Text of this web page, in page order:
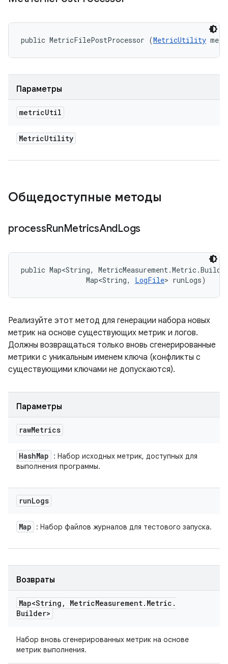
public MetricFilePostProcessor (MetricUtility
Параметры
metricUtil
MetricUtility
Общедоступные методы
processRunMetricsAndLogs
public Map<String,
                Map<String,
LogFile> runLogs)
Реализуйте этот метод для генерации набора новых
метрик на основе существующих метрик и логов.
Должны возвращаться только вновь сгенерированные
метрики с уникальным именем ключа (конфликты с
существующими ключами не допускаются).
Параметры
rawMetrics
HashMap
: Набор исходных метрик, доступных для
выполнения программы.
runLogs
Map : Набор файлов журналов для тестового запуска.
Возвраты
Map<String , MetricMeasurement. Metric .
Builder>
Набор вновь сгенерированных метрик на основе
метрик выполнения.